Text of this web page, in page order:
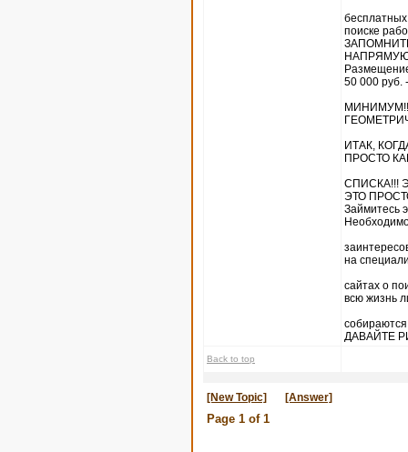
поиске
50 000 руб.
ИТАК,
ПРОСТО
СПИСКА!!!
ЭТО
Займитесь
на
сайтах о
всю жизнь
ДАВАЙТЕ
Back to top
[New Topic] [Answer]
Page 1 of 1